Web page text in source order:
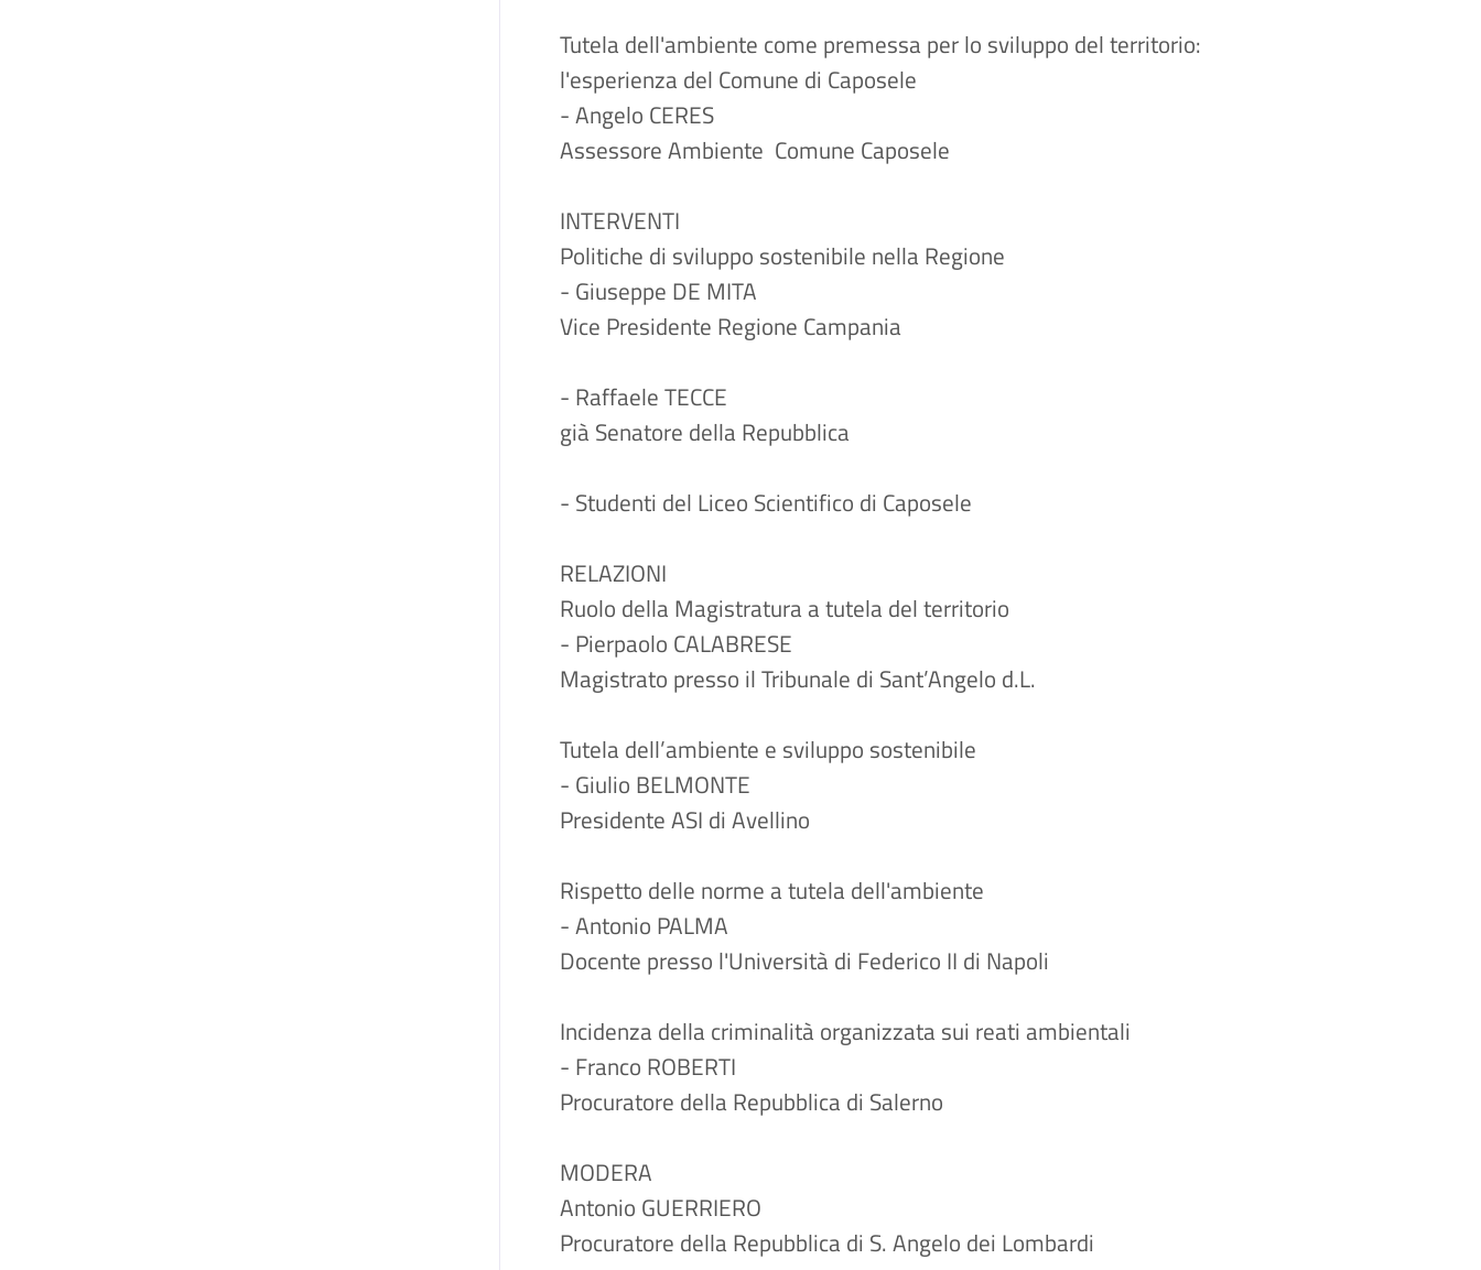
Tutela dell'ambiente come premessa per lo sviluppo del territorio:
l'esperienza del Comune di Caposele
- Angelo CERES
Assessore Ambiente Comune Caposele
INTERVENTI
Politiche di sviluppo sostenibile nella Regione
- Giuseppe DE MITA
Vice Presidente Regione Campania
- Raffaele TECCE
già Senatore della Repubblica
- Studenti del Liceo Scientifico di Caposele
RELAZIONI
Ruolo della Magistratura a tutela del territorio
- Pierpaolo CALABRESE
Magistrato presso il Tribunale di Sant’Angelo d.L.
Tutela dell’ambiente e sviluppo sostenibile
- Giulio BELMONTE
Presidente ASI di Avellino
Rispetto delle norme a tutela dell'ambiente
- Antonio PALMA
Docente presso l'Università di Federico II di Napoli
Incidenza della criminalità organizzata sui reati ambientali
- Franco ROBERTI
Procuratore della Repubblica di Salerno
MODERA
Antonio GUERRIERO
Procuratore della Repubblica di S. Angelo dei Lombardi